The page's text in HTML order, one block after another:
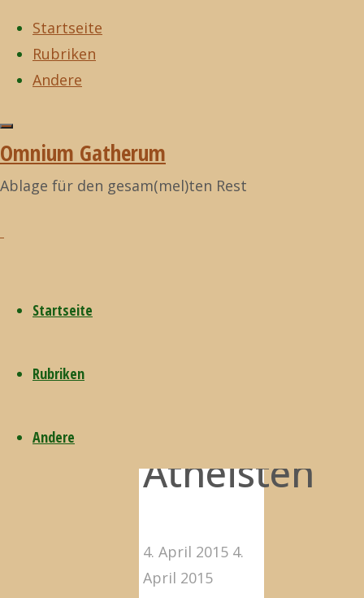
Zum
springen
Startseite
Rubriken
Andere
Omnium Gatherum
Ablage für den gesam(mel)ten Rest
Startseite
Rubriken
Andere
typische Morgen
eines Atheisten
Der
Atheisten
4. April 2015 4.
April 2015